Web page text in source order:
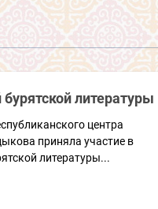
литературы
центра
приняла участие в
литературы...